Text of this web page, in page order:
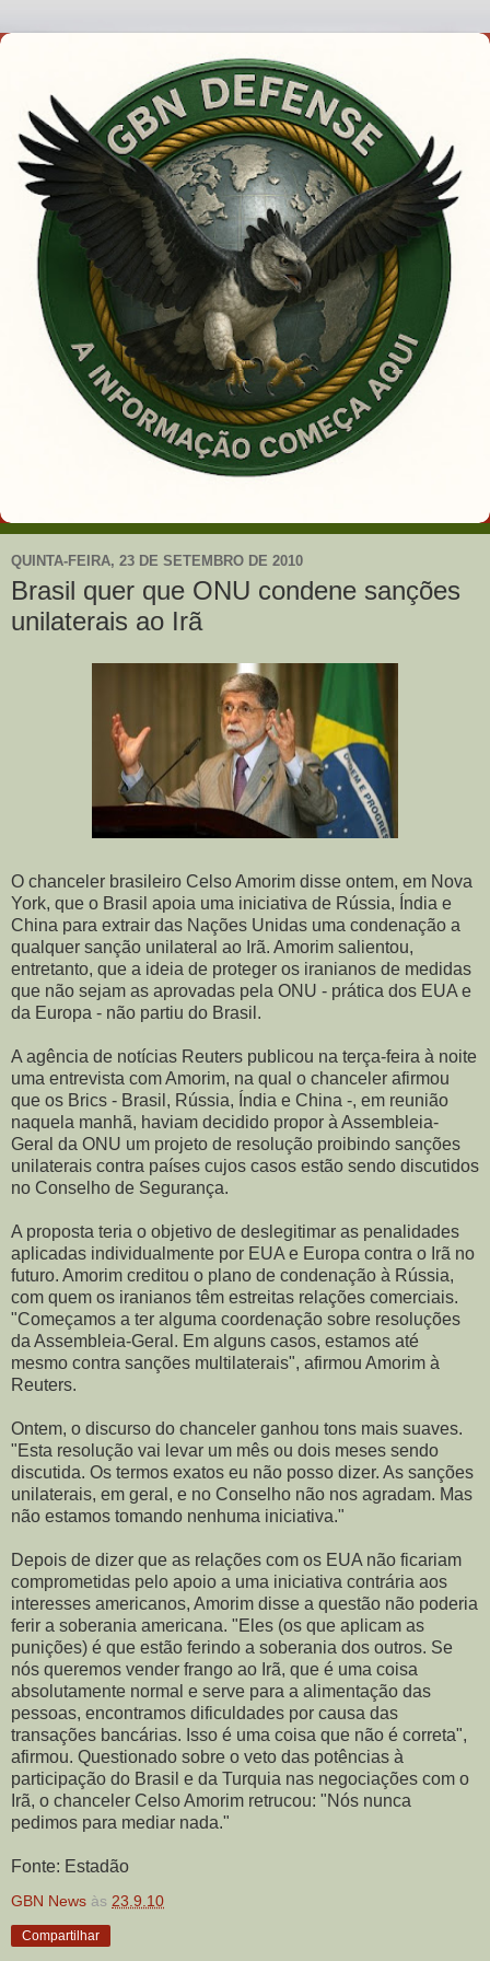
QUINTA-FEIRA, 23 DE SETEMBRO DE 2010
Brasil quer que ONU condene sanções
unilaterais ao Irã
O chanceler brasileiro Celso Amorim disse ontem, em Nova
York, que o Brasil apoia uma iniciativa de Rússia, Índia e
China para extrair das Nações Unidas uma condenação a
qualquer sanção unilateral ao Irã. Amorim salientou,
entretanto, que a ideia de proteger os iranianos de medidas
que não sejam as aprovadas pela ONU - prática dos EUA e
da Europa - não partiu do Brasil.
A agência de notícias Reuters publicou na terça-feira à noite
uma entrevista com Amorim, na qual o chanceler afirmou
que os Brics - Brasil, Rússia, Índia e China -, em reunião
naquela manhã, haviam decidido propor à Assembleia-
Geral da ONU um projeto de resolução proibindo sanções
unilaterais contra países cujos casos estão sendo discutidos
no Conselho de Segurança.
A proposta teria o objetivo de deslegitimar as penalidades
aplicadas individualmente por EUA e Europa contra o Irã no
futuro. Amorim creditou o plano de condenação à Rússia,
com quem os iranianos têm estreitas relações comerciais.
"Começamos a ter alguma coordenação sobre resoluções
da Assembleia-Geral. Em alguns casos, estamos até
mesmo contra sanções multilaterais", afirmou Amorim à
Reuters.
Ontem, o discurso do chanceler ganhou tons mais suaves.
"Esta resolução vai levar um mês ou dois meses sendo
discutida. Os termos exatos eu não posso dizer. As sanções
unilaterais, em geral, e no Conselho não nos agradam. Mas
não estamos tomando nenhuma iniciativa."
Depois de dizer que as relações com os EUA não ficariam
comprometidas pelo apoio a uma iniciativa contrária aos
interesses americanos, Amorim disse a questão não poderia
ferir a soberania americana. "Eles (os que aplicam as
punições) é que estão ferindo a soberania dos outros. Se
nós queremos vender frango ao Irã, que é uma coisa
absolutamente normal e serve para a alimentação das
pessoas, encontramos dificuldades por causa das
transações bancárias. Isso é uma coisa que não é correta",
afirmou. Questionado sobre o veto das potências à
participação do Brasil e da Turquia nas negociações com o
Irã, o chanceler Celso Amorim retrucou: "Nós nunca
pedimos para mediar nada."
Fonte: Estadão
GBN News às 23.9.10
Compartilhar